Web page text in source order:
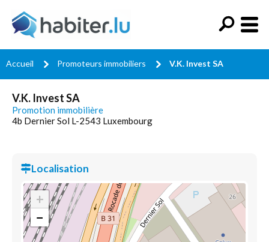
Accueil Promoteurs immobiliers V.K. Invest SA
V.K. Invest SA
Promotion immobilière
4b Dernier Sol L-2543 Luxembourg
Localisation
+
−